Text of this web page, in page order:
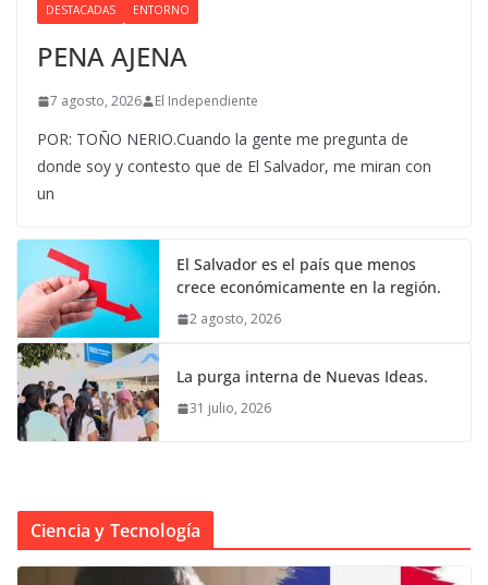
DESTACADAS ENTORNO
PENA AJENA
7 agosto, 2026 El Independiente
POR: TOÑO NERIO.Cuando la gente me pregunta de
donde soy y contesto que de El Salvador, me miran con
un
El Salvador es el país que menos
crece económicamente en la región.
2 agosto, 2026
La purga interna de Nuevas Ideas.
31 julio, 2026
Ciencia y Tecnología